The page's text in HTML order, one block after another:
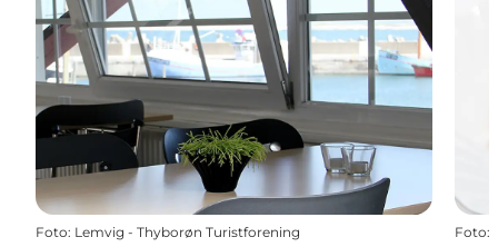
Foto: Lemvig - Thyborøn Turistforening Foto: